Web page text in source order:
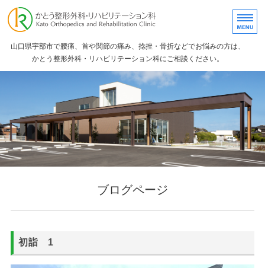
かとう整形外科・
山口県宇部市で腰痛、首や関節の痛み、捻挫・骨折などでお悩みの方は、
かとう整形外科・リハビリテーション科にご相談ください。
診断機器
リハビリ・物理療法
ブログページ
初詣 1